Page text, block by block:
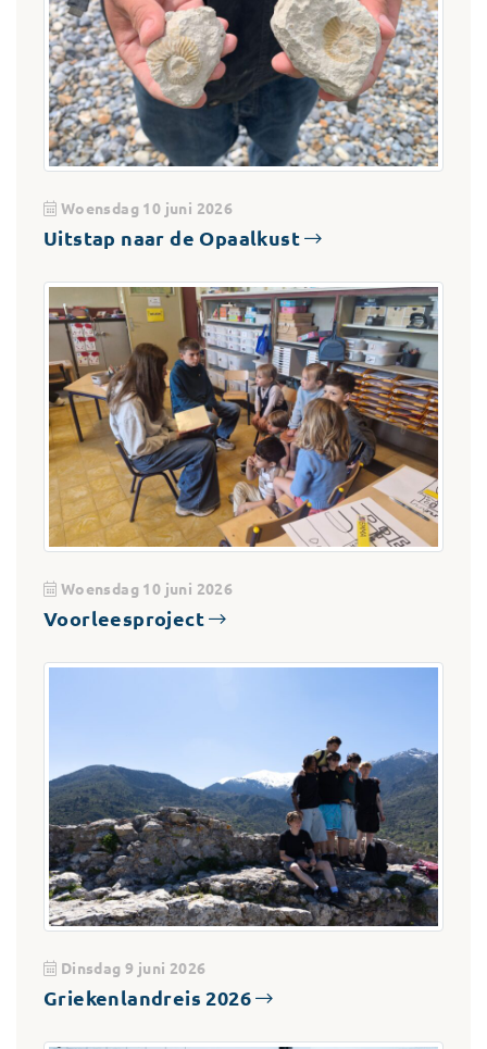
Woensdag 10 juni 2026
Uitstap naar de Opaalkust
Woensdag 10 juni 2026
Voorleesproject
Dinsdag 9 juni 2026
Griekenlandreis 2026